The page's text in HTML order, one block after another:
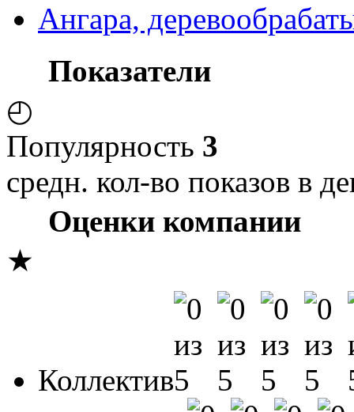
Ангара,
Показатели
◴
Популярность 3
средн. кол-во показов в
Оценки компании
★
Коллектив